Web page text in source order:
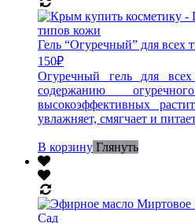
Гель “Огуречный” для всех
150₽
Огуречный гель для
содержанию
высокоэффективных
увлажняет, смягчает и
В корзину Глянуть